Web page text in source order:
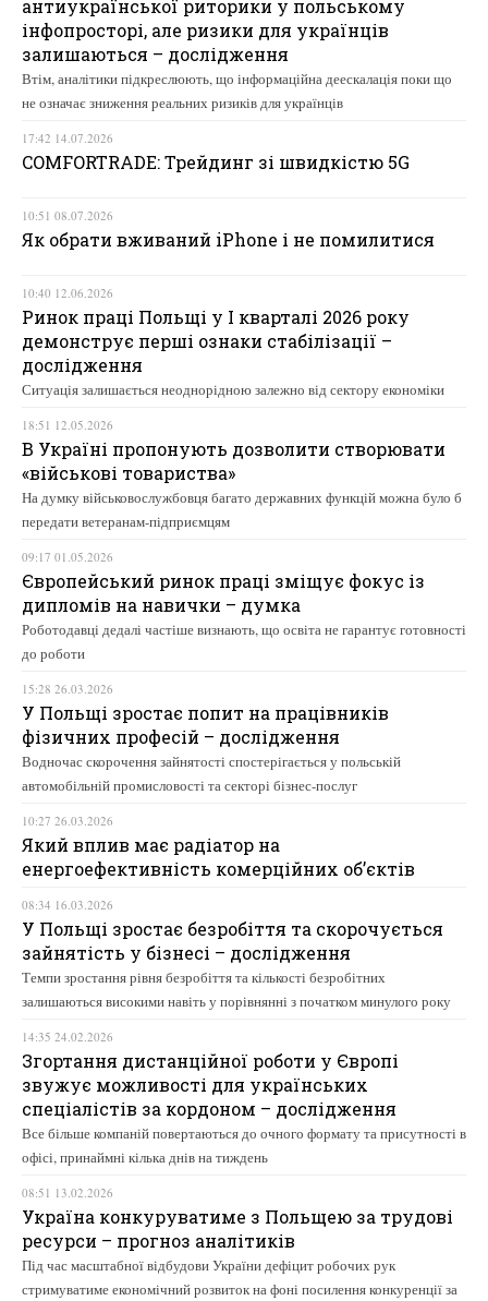
антиукраїнської риторики у польському
інфопросторі, але ризики для українців
залишаються – дослідження
Втім, аналітики підкреслюють, що інформаційна деескалація поки що
не означає зниження реальних ризиків для українців
17:42 14.07.2026
COMFORTRADE: Трейдинг зі швидкістю 5G
10:51 08.07.2026
Як обрати вживаний iPhone і не помилитися
10:40 12.06.2026
Ринок праці Польщі у І кварталі 2026 року
демонструє перші ознаки стабілізації –
дослідження
Ситуація залишається неоднорідною залежно від сектору економіки
18:51 12.05.2026
В Україні пропонують дозволити створювати
«військові товариства»
На думку військовослужбовця багато державних функцій можна було б
передати ветеранам-підприємцям
09:17 01.05.2026
Європейський ринок праці зміщує фокус із
дипломів на навички – думка
Роботодавці дедалі частіше визнають, що освіта не гарантує готовності
до роботи
15:28 26.03.2026
У Польщі зростає попит на працівників
фізичних професій – дослідження
Водночас скорочення зайнятості спостерігається у польській
автомобільній промисловості та секторі бізнес-послуг
10:27 26.03.2026
Який вплив має радіатор на
енергоефективність комерційних об’єктів
08:34 16.03.2026
У Польщі зростає безробіття та скорочується
зайнятість у бізнесі – дослідження
Темпи зростання рівня безробіття та кількості безробітних
залишаються високими навіть у порівнянні з початком минулого року
14:35 24.02.2026
Згортання дистанційної роботи у Європі
звужує можливості для українських
спеціалістів за кордоном – дослідження
Все більше компаній повертаються до очного формату та присутності в
офісі, принаймні кілька днів на тиждень
08:51 13.02.2026
Україна конкуруватиме з Польщею за трудові
ресурси – прогноз аналітиків
Під час масштабної відбудови України дефіцит робочих рук
стримуватиме економічний розвиток на фоні посилення конкуренції за